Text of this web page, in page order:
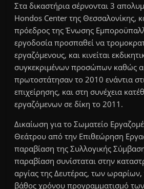
Στα δικαστήρια σέρνονται 3
Hondos Center της Θεσσαλονίκης,
πρόεδρος της Ένωσης
εργοδοσία προσπαθεί να
εργαζόμενους, και κινείται
συγκεκριμένων προσώπων καθώς
πρωτοστάτησαν το 2010 ενάντια
επιχείρησης, και στη συνέχεια
εργαζόμενων σε δίκη το 2011.
Δικαίωση για το Σωματείο
Θεάτρου από την Επιθεώρηση
παραβίαση της Συλλογικής
παραβίαση συνίσταται στην
αργίας της Δευτέρας, των ωραρίων,
βάθος χρόνου προγραμματισμό